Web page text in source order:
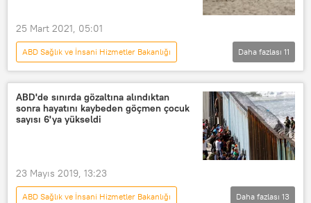
25 Mart 2021, 05:01
ABD Sağlık ve İnsani Hizmetler Bakanlığı
DÜNYA
Haberler
Beyaz Saray
Kongre
Göçmen
Carrizo Springs
Daha fazlası 11
ABD'de sınırda gözaltına alındıktan
sonra hayatını kaybeden göçmen çocuk
sayısı 6'ya yükseldi
23 Mayıs 2019, 13:23
ABD Sağlık ve İnsani Hizmetler Bakanlığı
Daha fazlası 13